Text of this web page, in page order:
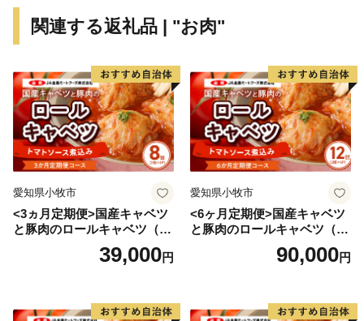
す。
美しい景観、多様なアクティビティ、美味しい食べ物、
温かいおもてなし。
四季を通じて、来て、観て、食べて、白馬村を応援して
ください！
関連する返礼品 | "お肉"
愛知県小牧市
<3ヵ月定期便>国産キャベツ
と豚肉のロールキャベツ（4P
39,000円
愛知県小牧市
<6ヶ月定期便>国産キャベツ
と豚肉のロールキャベツ（6P
90,000円